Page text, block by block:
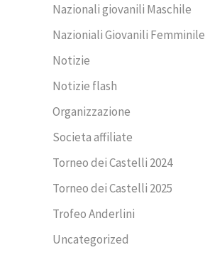
Nazionali giovanili Maschile
Nazioniali Giovanili Femminile
Notizie
Notizie flash
Organizzazione
Societa affiliate
Torneo dei Castelli 2024
Torneo dei Castelli 2025
Trofeo Anderlini
Uncategorized